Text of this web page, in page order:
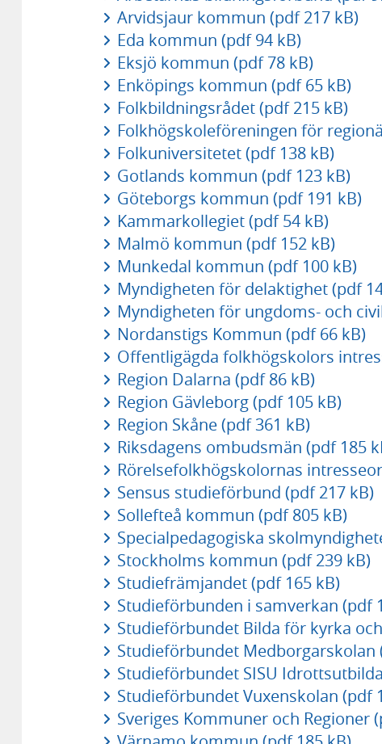
Arvidsjaur kommun (pdf 217 kB)
Eda kommun (pdf 94 kB)
Eksjö kommun (pdf 78 kB)
Enköpings kommun (pdf 65 kB)
Folkbildningsrådet (pdf 215 kB)
Folkhögskoleföreningen för
Folkuniversitetet (pdf 138 kB)
Gotlands kommun (pdf 123 kB)
Göteborgs kommun (pdf 191 kB)
Kammarkollegiet (pdf 54 kB)
Malmö kommun (pdf 152 kB)
Munkedal kommun (pdf 100 kB)
Myndigheten för delaktighet (pdf
Myndigheten för ungdoms- och
Nordanstigs Kommun (pdf 66 kB)
Offentligägda folkhögskolors
Region Dalarna (pdf 86 kB)
Region Gävleborg (pdf 105 kB)
Region Skåne (pdf 361 kB)
Riksdagens ombudsmän (pdf 185
Rörelsefolkhögskolornas
Sensus studieförbund (pdf 217 kB)
Sollefteå kommun (pdf 805 kB)
Specialpedagogiska
Stockholms kommun (pdf 239 kB)
Studiefrämjandet (pdf 165 kB)
Studieförbunden i samverkan (pdf
Studieförbundet Bilda för kyrka
Studieförbundet Medborgarskolan
Studieförbundet SISU
Studieförbundet Vuxenskolan (pdf
Sveriges Kommuner och Regioner